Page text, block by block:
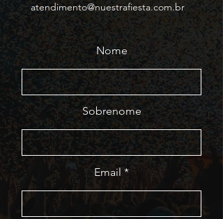
atendimento@nuestrafiesta.com.br
Nome
Sobrenome
Email